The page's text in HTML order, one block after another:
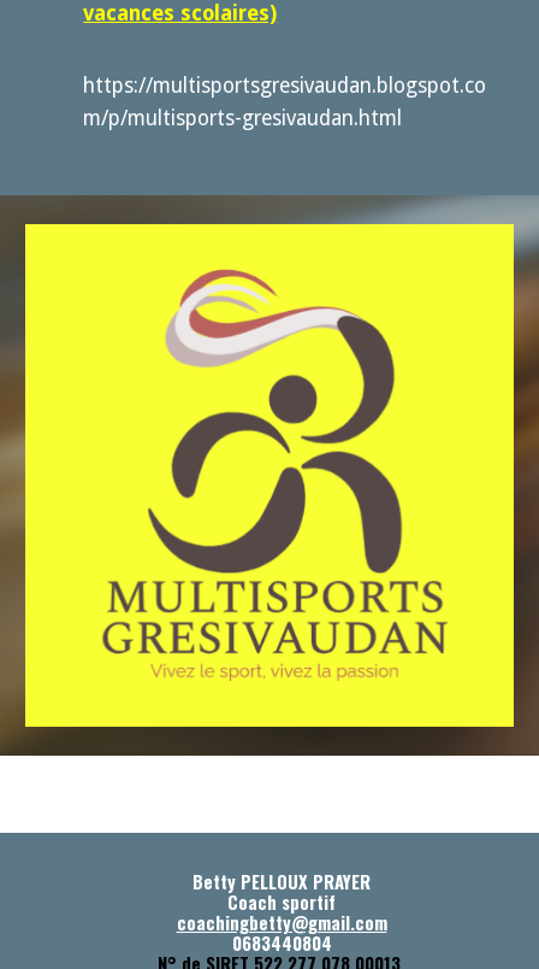
vacances scolaires)
https://multisportsgresivaudan.blogspot.co
m/p/multisports-gresivaudan.html
Betty PELLOUX PRAYER
Coach sportif
coachingbetty@gmail.com
0683440804
N° de SIRET 522 277 078 00013